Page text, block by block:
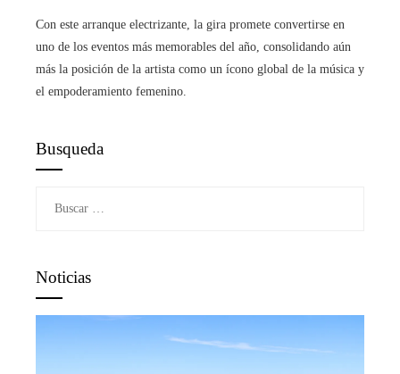
Con este arranque electrizante, la gira promete convertirse en
uno de los eventos más memorables del año, consolidando aún
más la posición de la artista como un ícono global de la música y
el empoderamiento femenino.
Busqueda
Noticias